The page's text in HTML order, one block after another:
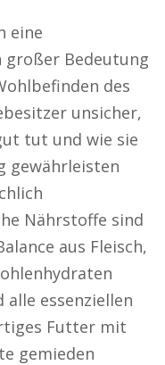
eine
großer Bedeutung
des
unsicher,
tut und wie sie
gewährleisten
Nährstoffe sind
aus Fleisch,
alle essenziellen
Futter mit
gemieden